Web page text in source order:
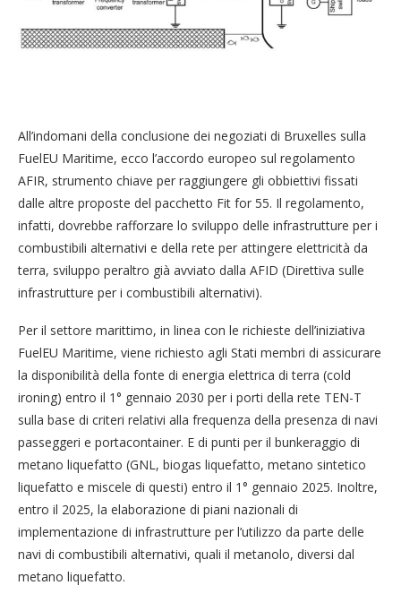
All’indomani della conclusione dei negoziati di Bruxelles sulla
FuelEU Maritime, ecco l’accordo europeo sul regolamento
AFIR, strumento chiave per raggiungere gli obbiettivi fissati
dalle altre proposte del pacchetto Fit for 55. Il regolamento,
infatti, dovrebbe rafforzare lo sviluppo delle infrastrutture per i
combustibili alternativi e della rete per attingere elettricità da
terra, sviluppo peraltro già avviato dalla AFID (Direttiva sulle
infrastrutture per i combustibili alternativi).
Per il settore marittimo, in linea con le richieste dell’iniziativa
FuelEU Maritime, viene richiesto agli Stati membri di assicurare
la disponibilità della fonte di energia elettrica di terra (cold
ironing) entro il 1° gennaio 2030 per i porti della rete TEN-T
sulla base di criteri relativi alla frequenza della presenza di navi
passeggeri e portacontainer. E di punti per il bunkeraggio di
metano liquefatto (GNL, biogas liquefatto, metano sintetico
liquefatto e miscele di questi) entro il 1° gennaio 2025. Inoltre,
entro il 2025, la elaborazione di piani nazionali di
implementazione di infrastrutture per l’utilizzo da parte delle
navi di combustibili alternativi, quali il metanolo, diversi dal
metano liquefatto.